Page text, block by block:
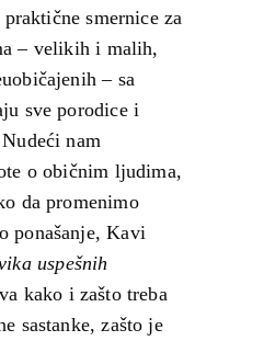
smernice za
– velikih i malih,
– sa
sve porodice i
nam
o običnim ljudima,
da promenimo
ponašanje, Kavi
uspešnih
kako i zašto treba
sastanke, zašto je